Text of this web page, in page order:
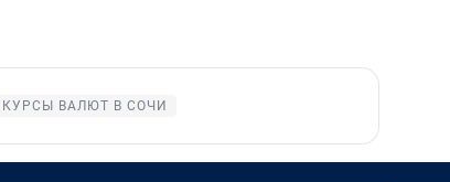
КУРСЫ ВАЛЮТ В СОЧИ